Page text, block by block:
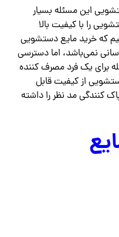
این مسئله بسیار
را با کیفیت بالا
که خرید مایع دستشویی
نمی‌باشد، اما دسترسی
برای یک فرد مصرف کننده
از کیفیت قابل
کنندگی مد نظر را داشته